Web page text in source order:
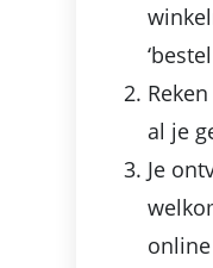
al je
Je